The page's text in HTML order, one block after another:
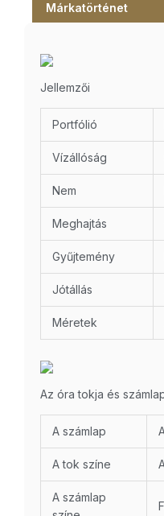
Márkatörténet
Jellemzői
Portfólió
Vízállóság
Nem
Meghajtás
Gyűjtemény
Jótállás
Méretek
Az óra tokja és
A számlap
A tok színe
A számlap